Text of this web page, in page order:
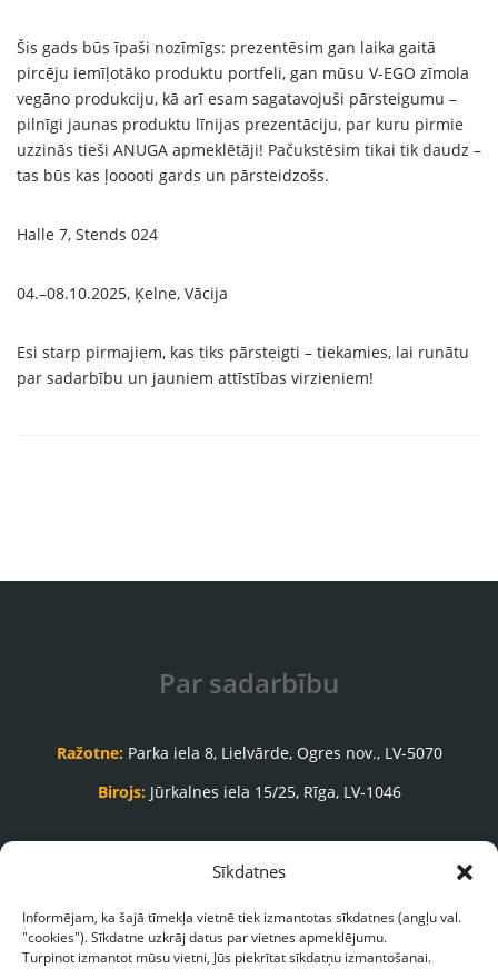
Sīkdatnes
Informējam, ka šajā tīmekļa vietnē tiek izmantotas sīkdatnes (angļu val.
"cookies"). Sīkdatne uzkrāj datus par vietnes apmeklējumu.
Turpinot izmantot mūsu vietni, Jūs piekrītat sīkdatņu izmantošanai.
Šis gads būs īpaši nozīmīgs: prezentēsim gan laika gaitā
pircēju iemīļotāko produktu portfeli, gan mūsu V-EGO zīmola
vegāno produkciju, kā arī esam sagatavojuši pārsteigumu –
pilnīgi jaunas produktu līnijas prezentāciju, par kuru pirmie
uzzinās tieši ANUGA apmeklētāji! Pačukstēsim tikai tik daudz –
tas būs kas ļooooti gards un pārsteidzošs.
Halle 7, Stends 024
04.–08.10.2025, Ķelne, Vācija
Esi starp pirmajiem, kas tiks pārsteigti – tiekamies, lai runātu
par sadarbību un jauniem attīstības virzieniem!
Par sadarbību
Ražotne: Parka iela 8, Lielvārde, Ogres nov., LV-5070
Birojs: Jūrkalnes iela 15/25, Rīga, LV-1046
Pasūtījumu pieņemšanas nodaļa:
+371 65035999
pasutijumi@galasnams.lv